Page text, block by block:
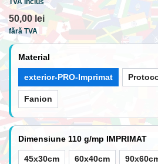
50,00 lei
fără TVA
Material
exterior-PRO-Imprimat
Fanion
Dimensiune 110 g/mp IMPRIMAT
45x30cm 60x40cm